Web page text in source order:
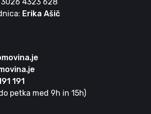
3026 4323 628
Erika Ašič
191
petka med 9h in 15h)